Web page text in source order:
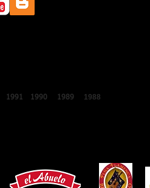
1991 1990 1989 1988